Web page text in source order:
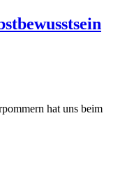
hat uns beim